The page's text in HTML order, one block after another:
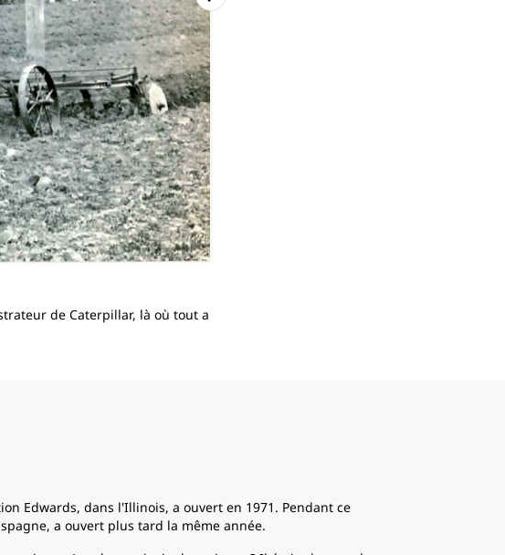
de Caterpillar, là où tout a
Edwards, dans l'Illinois, a ouvert en 1971. Pendant ce
a ouvert plus tard la même année.